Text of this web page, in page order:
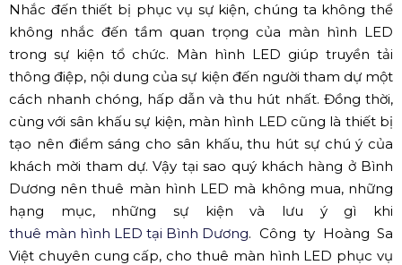
Nhắc đến thiết bị phục vụ sự kiện, chúng ta không thể
không nhắc đến tầm quan trọng của màn hình LED
trong sự kiện tổ chức. Màn hình LED giúp truyền tải
thông điệp, nội dung của sự kiện đến người tham dự một
cách nhanh chóng, hấp dẫn và thu hút nhất. Đồng thời,
cùng với sân khấu sự kiện, màn hình LED cũng là thiết bị
tạo nên điểm sáng cho sân khấu, thu hút sự chú ý của
khách mời tham dự. Vậy tại sao quý khách hàng ở Bình
Dương nên thuê màn hình LED mà không mua, những
hạng mục, những sự kiện và lưu ý gì khi
thuê màn hình LED tại Bình Dương. Công ty Hoàng Sa
Việt chuyên cung cấp, cho thuê màn hình LED phục vụ